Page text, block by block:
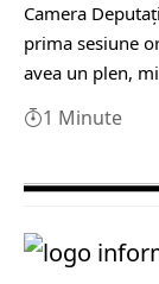
Camera
prima sesiune
avea un plen,
1 Minute